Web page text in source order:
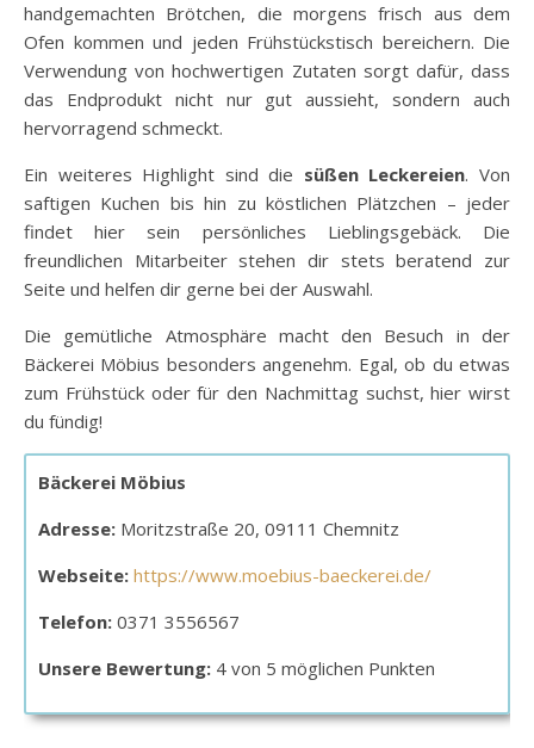
handgemachten Brötchen, die morgens frisch aus dem
Ofen kommen und jeden Frühstückstisch bereichern. Die
Verwendung von hochwertigen Zutaten sorgt dafür, dass
das Endprodukt nicht nur gut aussieht, sondern auch
hervorragend schmeckt.
Ein weiteres Highlight sind die süßen Leckereien. Von
saftigen Kuchen bis hin zu köstlichen Plätzchen – jeder
findet hier sein persönliches Lieblingsgebäck. Die
freundlichen Mitarbeiter stehen dir stets beratend zur
Seite und helfen dir gerne bei der Auswahl.
Die gemütliche Atmosphäre macht den Besuch in der
Bäckerei Möbius besonders angenehm. Egal, ob du etwas
zum Frühstück oder für den Nachmittag suchst, hier wirst
du fündig!
Bäckerei Möbius
Adresse: Moritzstraße 20, 09111 Chemnitz
Webseite: https://www.moebius-baeckerei.de/
Telefon: 0371 3556567
Unsere Bewertung: 4 von 5 möglichen Punkten